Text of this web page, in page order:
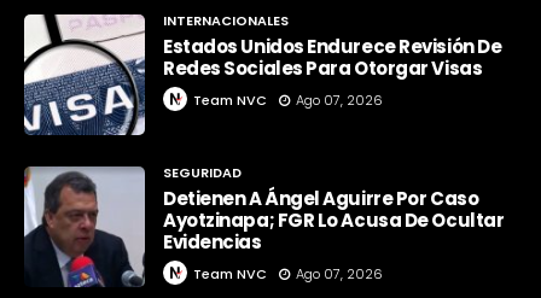
INTERNACIONALES
Estados Unidos Endurece Revisión De
Redes Sociales Para Otorgar Visas
Team NVC Ago 07, 2026
SEGURIDAD
Detienen A Ángel Aguirre Por Caso
Ayotzinapa; FGR Lo Acusa De Ocultar
Evidencias
Team NVC Ago 07, 2026